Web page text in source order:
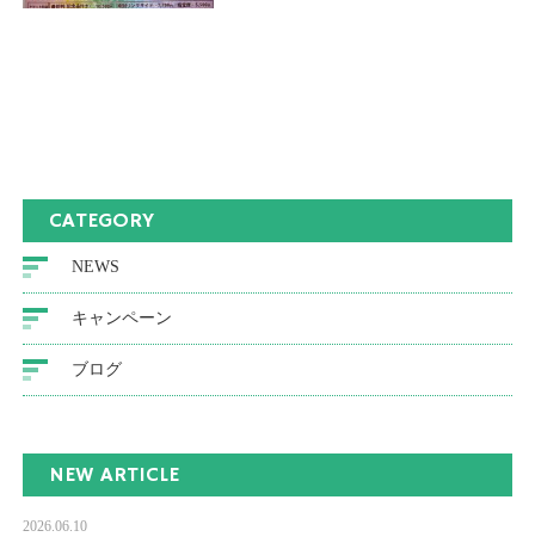
CATEGORY
NEWS
キャンペーン
ブログ
NEW ARTICLE
2026.06.10